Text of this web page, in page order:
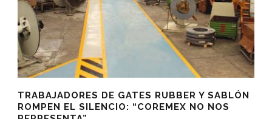
TRABAJADORES DE GATES RUBBER Y SABLÓN
ROMPEN EL SILENCIO: “COREMEX NO NOS